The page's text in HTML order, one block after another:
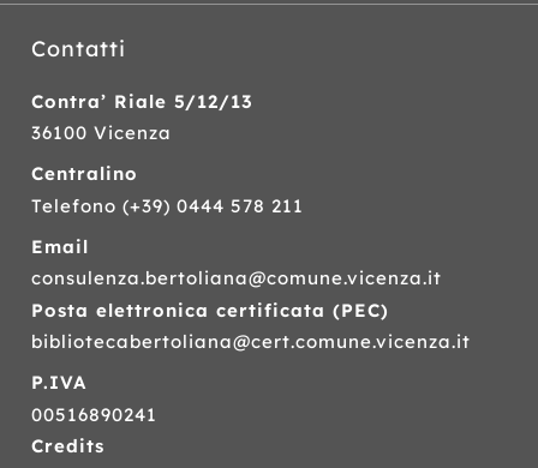
Contatti
Contra’ Riale 5/12/13
36100 Vicenza
Centralino
Telefono(+39) 0444 578 211
Email
consulenza.bertoliana@comune.vicenza.it
Posta elettronica certificata (PEC)
bibliotecabertoliana@cert.comune.vicenza.it
P.IVA
00516890241
Credits